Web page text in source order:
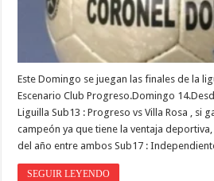
Este Domingo se juegan las finales de la
Escenario Club Progreso.Domingo
Liguilla Sub13 : Progreso vs Villa Rosa , si
campeón ya que tiene la ventaja deportiva,
del año entre ambos Sub17 :
SEGUIR LEYENDO